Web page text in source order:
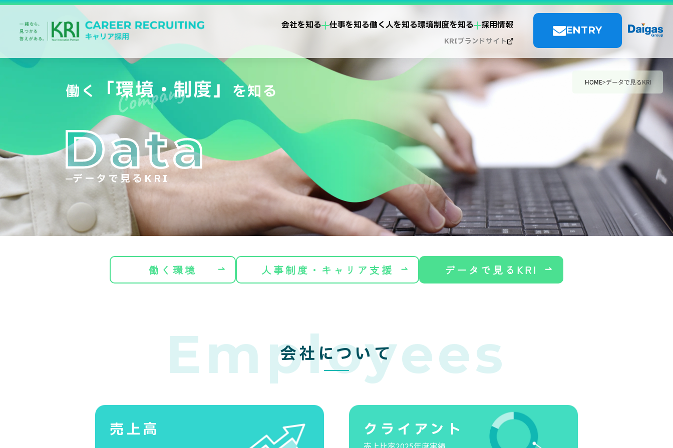
会社を知る 仕事を知る働く人を知る環境制度を知る 採用情報
KRIブランドサイト
ENTRY
HOME データで見るKRI
働く 「環境・制度」 を知る
Company
データで見るKRI
働く環境 人事制度・キャリア支援 データで見るKRI
Employees
会社について
売上高 クライアント